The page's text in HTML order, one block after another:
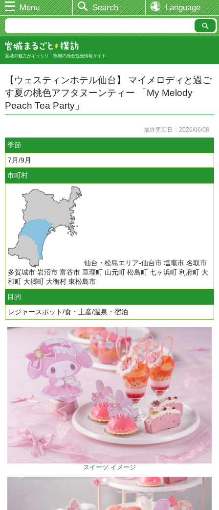
Menu Search Language
宮城の魅力がギッシリ！宮城の総合観光情報サイト
【ウェスティンホテル仙台】 マイメロディと過ご
す夏の桃色アフタヌーンティー 「My Melody
Peach Tea Party」
最終更新日：2026/06/08
季節
7月/9月
市町村
仙台・松島エリア-仙台市 塩竈市 名取市
多賀城市 岩沼市 富谷市 亘理町 山元町 松島町 七ヶ浜町 利府町 大
和町 大郷町 大衡村 東松島市
目的
レジャースポット/食・土産/温泉・宿泊
スイーツ イメージ